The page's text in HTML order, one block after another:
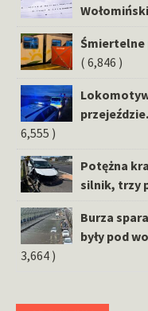
Śmiertelne
( 6,846 )
6,555 )
Potężna
silnik, trzy
Burza
były pod
3,664 )